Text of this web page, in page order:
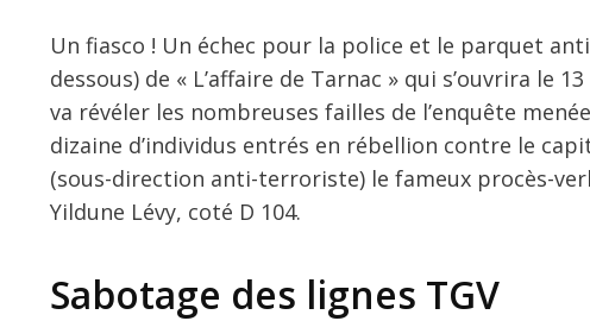
Un fiasco ! Un échec pour la police et le parquet
dessous) de « L’affaire de Tarnac » qui s’ouvrira le
va révéler les nombreuses failles de l’enquête
dizaine d’individus entrés en rébellion contre le
(sous-direction anti-terroriste) le fameux procès-
Yildune Lévy, coté D 104.
Sabotage des lignes TGV